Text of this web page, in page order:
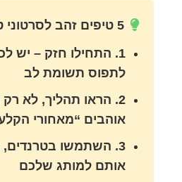
5 טיפים זהב לסרטוני טיקטוק שמוכרים
לתפוס תשומת לב
2. הראו תהליך, לא
אוהבים “מאחורי
3. השתמשו
אותם למותג שלכם